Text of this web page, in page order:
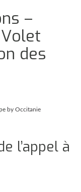
–
des
by Occitanie
l’appel à